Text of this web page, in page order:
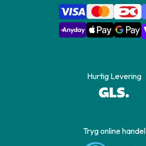
Hurtig Levering
Tryg online handel